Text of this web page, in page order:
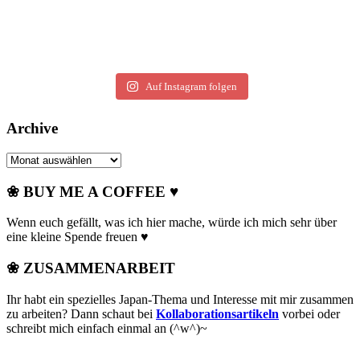
Auf Instagram folgen
Archive
Archive
❀ BUY ME A COFFEE ♥
Wenn euch gefällt, was ich hier mache, würde ich mich sehr über
eine kleine Spende freuen ♥
❀ ZUSAMMENARBEIT
Ihr habt ein spezielles Japan-Thema und Interesse mit mir zusammen
zu arbeiten? Dann schaut bei Kollaborationsartikeln vorbei oder
schreibt mich einfach einmal an (^w^)~